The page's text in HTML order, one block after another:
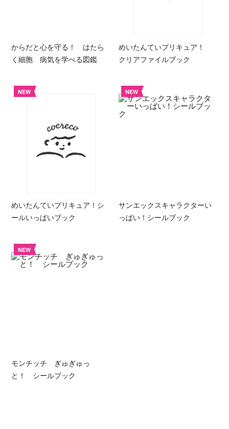
からだと心を守る！ はたら
く細胞 病気を学べる図鑑
めいたんていプリキュア！
クリアファイルブック
NEW
めいたんていプリキュア！シ
ールいっぱいブック
NEW
サンエックスキャラクターい
っぱい！シールブック
NEW
モンチッチ ぎゅぎゅっ
と！ シールブック